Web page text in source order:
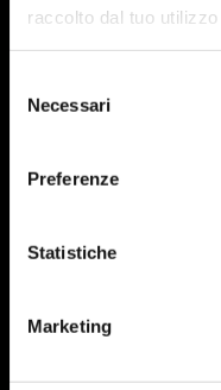
raccolto dal tuo
delNecessari
Preferenze
Statistiche
Marketing
Instagram